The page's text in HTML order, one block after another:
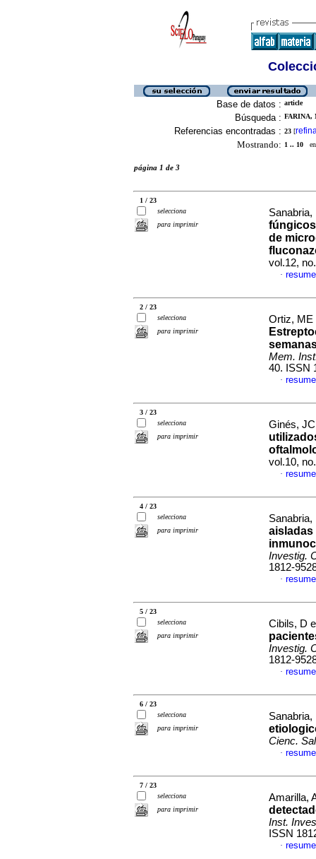
Base de datos : article
Búsqueda : FARINA,
Referencias encontradas : 23 [
Mostrando: 1 .. 10 en
página 1 de 3
1 / 23
selecciona
para imprimir
de
vol.12,
·
2 / 23
selecciona
para imprimir
Ortiz,
Mem.
40. ISSN
·
3 / 23
selecciona
para imprimir
Ginés,
vol.10,
·
4 / 23
selecciona
para imprimir
aisladas
Investig.
1812-
·
5 / 23
selecciona
para imprimir
Cibils, D
Investig.
1812-
·
6 / 23
selecciona
para imprimir
Cienc.
·
7 / 23
selecciona
para imprimir
Amarilla,
Inst.
ISSN
·